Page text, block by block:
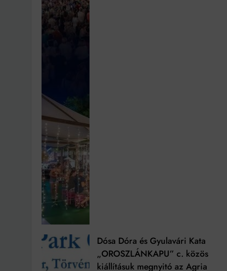
Dósa Dóra és Gyulavári Kata
„OROSZLÁNKAPU” c. közös
kiállításuk megnyitó az Agria